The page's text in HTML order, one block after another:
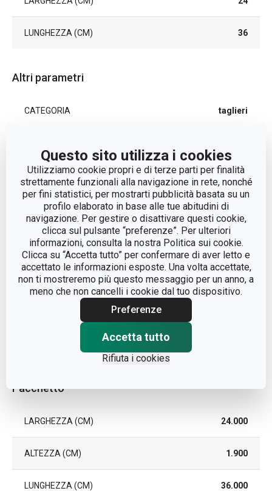
Questo sito utilizza i cookies
Utilizziamo cookie propri e di terze parti per finalità
strettamente funzionali alla navigazione in rete, nonché
per fini statistici, per mostrarti pubblicità basata su un
profilo elaborato in base alle tue abitudini di
navigazione. Per gestire o disattivare questi cookie,
clicca sul pulsante “preferenze”. Per ulteriori
informazioni, consulta la nostra Politica sui cookie.
Clicca su “Accetta tutto” per confermare di aver letto e
accettato le informazioni esposte. Una volta accettate,
non ti mostreremo più questo messaggio per un anno, a
meno che non cancelli i cookie dal tuo dispositivo.
Preferenze
Accetta tutto
Rifiuta i cookies
LUNGHEZZA (CM) 36
Altri parametri
CATEGORIA taglieri
MATERIALE legno di faggio
tagliere
COLORE Marrone chiaro
LAVAGGIO IN LAVASTOVIGLIE No
8595028437911
DURATA DELLA GARANZIA (IN
Pacchetto
LARGHEZZA (CM) 24.000
ALTEZZA (CM) 1.900
LUNGHEZZA (CM) 36.000